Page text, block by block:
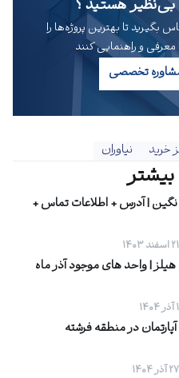
بی‌نظیر هستید ؟
تا بهترین پروژه‌ها را
و راهنمایی کنند
تخصصی
خرید نیاوران
نگین | آدرس + اطلاعات تماس +
| واحد های موجود آذر ماه
در منطقه فرشته